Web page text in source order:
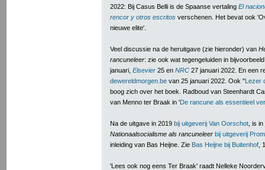
2022: Bij Casus Belli is de Spaanse vertaling El
rencor y otros escritos verschenen. Het bevat ook
nieuwe elite'.
Veel discussie na de heruitgave (zie hieronder) van
rancuneleer: zie ook wat tegengeluiden in
januari, Elsevier 25 en NRC 27 januari 2022. En een
dewereldmorgen.be van 25 januari 2022. Ook "Lezer
boog zich over het boek. Radboud van Steenhardt
van Menno ter Braak in 'De rancune als essentieel
Na de uitgave in 2019 bij uitgeverij Van Oorschot , is
Nationaalsocialisme als rancuneleer bij uitgeverij
inleiding van Bas Heijne. Zie Bas Heijne bij Buitenhof ,
'Lees ook nog eens Ter Braak' raadt Nelleke